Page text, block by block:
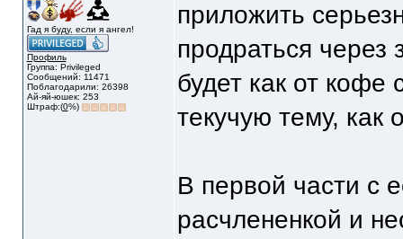
Гад я буду, если я ангел!
Профиль
Группа: Privileged
Сообщений: 11471
Поблагодарили: 26398
Ай-яй-юшек: 253
Штраф:(0%)
приложить
продраться через
будет как от
текучую тему, как
В первой части с
расчлененкой и